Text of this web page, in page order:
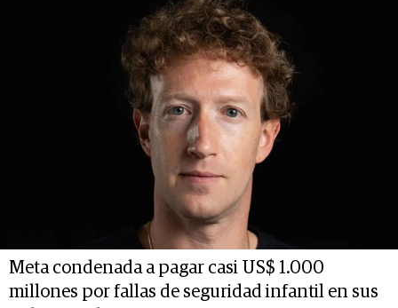
Meta condenada a pagar casi US$ 1.000
millones por fallas de seguridad infantil en sus